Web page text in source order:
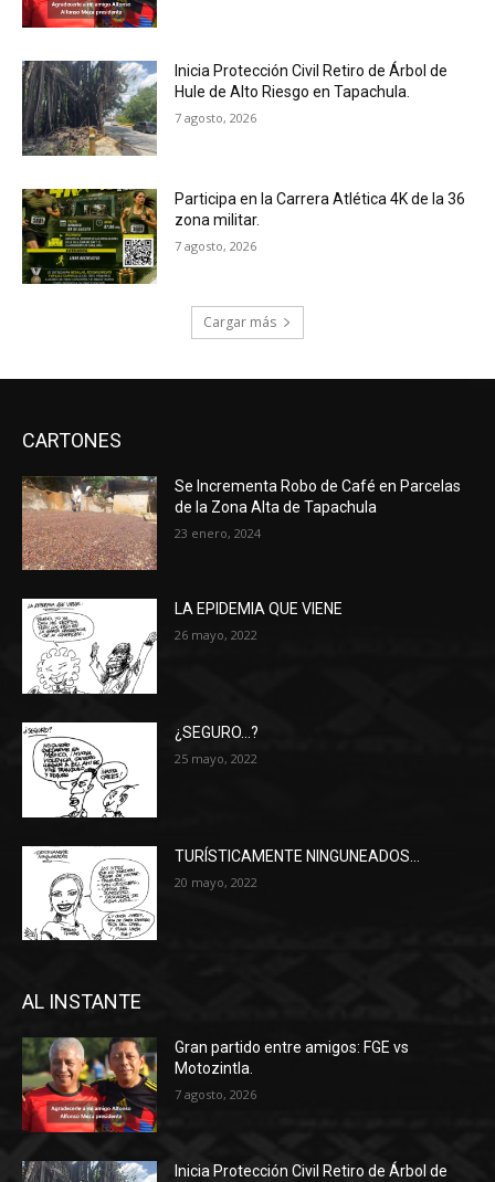
Inicia Protección Civil Retiro de Árbol de
Hule de Alto Riesgo en Tapachula.
7 agosto, 2026
Participa en la Carrera Atlética 4K de la 36
zona militar.
7 agosto, 2026
Cargar más
CARTONES
Se Incrementa Robo de Café en Parcelas
de la Zona Alta de Tapachula
23 enero, 2024
LA EPIDEMIA QUE VIENE
26 mayo, 2022
¿SEGURO…?
25 mayo, 2022
TURÍSTICAMENTE NINGUNEADOS…
20 mayo, 2022
AL INSTANTE
Gran partido entre amigos: FGE vs
Motozintla.
7 agosto, 2026
Inicia Protección Civil Retiro de Árbol de